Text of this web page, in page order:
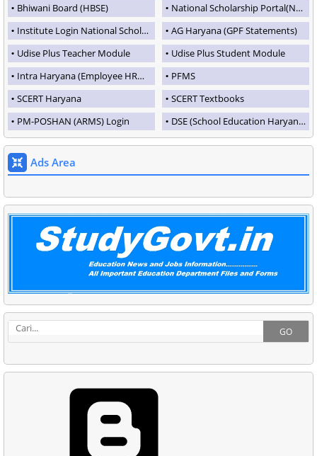
Bhiwani Board (HBSE)
National Scholarship Portal(NSP)
Institute Login National Scholarship Portal
AG Haryana (GPF Statements)
Udise Plus Teacher Module
Udise Plus Student Module
Intra Haryana (Employee HRMS Portal)
PFMS
SCERT Haryana
SCERT Textbooks
PM-POSHAN (ARMS) Login
DSE (School Education Haryana)
Ads Area
GO